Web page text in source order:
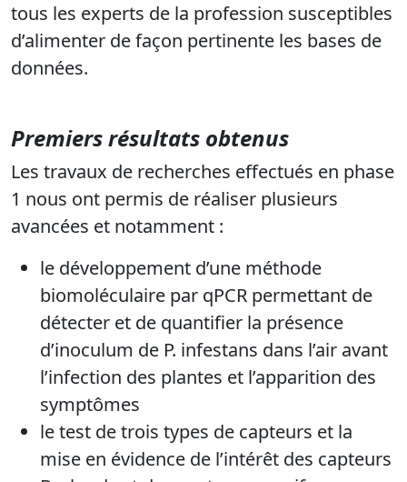
tous les experts de la profession susceptibles
d’alimenter de façon pertinente les bases de
données.
Premiers résultats obtenus
Les travaux de recherches effectués en phase
1 nous ont permis de réaliser plusieurs
avancées et notamment :
le développement d’une méthode
biomoléculaire par qPCR permettant de
détecter et de quantifier la présence
d’inoculum de P. infestans dans l’air avant
l’infection des plantes et l’apparition des
symptômes
le test de trois types de capteurs et la
mise en évidence de l’intérêt des capteurs